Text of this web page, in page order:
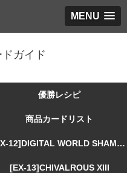
MENU
ガイド
優勝レシピ
商品カードリスト
[EX-12]DIGITAL WORLD SHAMBALA
[EX-13]CHIVALROUS XIII